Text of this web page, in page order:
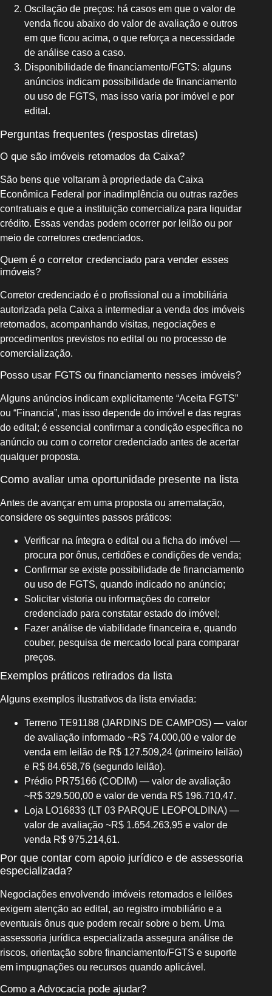
Oscilação de preços: há casos em que o valor de
venda ficou abaixo do valor de avaliação e outros
em que ficou acima, o que reforça a necessidade
de análise caso a caso.
Disponibilidade de financiamento/FGTS: alguns
anúncios indicam possibilidade de financiamento
ou uso de FGTS, mas isso varia por imóvel e por
edital.
Perguntas frequentes (respostas diretas)
O que são imóveis retomados da Caixa?
São bens que voltaram à propriedade da Caixa
Econômica Federal por inadimplência ou outras razões
contratuais e que a instituição comercializa para liquidar
crédito. Essas vendas podem ocorrer por leilão ou por
meio de corretores credenciados.
Quem é o corretor credenciado para vender esses
imóveis?
Corretor credenciado é o profissional ou a imobiliária
autorizada pela Caixa a intermediar a venda dos imóveis
retomados, acompanhando visitas, negociações e
procedimentos previstos no edital ou no processo de
comercialização.
Posso usar FGTS ou financiamento nesses imóveis?
Alguns anúncios indicam explicitamente “Aceita FGTS”
ou “Financia”, mas isso depende do imóvel e das regras
do edital; é essencial confirmar a condição específica no
anúncio ou com o corretor credenciado antes de acertar
qualquer proposta.
Como avaliar uma oportunidade presente na lista
Antes de avançar em uma proposta ou arrematação,
considere os seguintes passos práticos:
Verificar na íntegra o edital ou a ficha do imóvel —
procura por ônus, certidões e condições de venda;
Confirmar se existe possibilidade de financiamento
ou uso de FGTS, quando indicado no anúncio;
Solicitar vistoria ou informações do corretor
credenciado para constatar estado do imóvel;
Fazer análise de viabilidade financeira e, quando
couber, pesquisa de mercado local para comparar
preços.
Exemplos práticos retirados da lista
Alguns exemplos ilustrativos da lista enviada:
Terreno TE91188 (JARDINS DE CAMPOS) — valor
de avaliação informado ~R$ 74.000,00 e valor de
venda em leilão de R$ 127.509,24 (primeiro leilão)
e R$ 84.658,76 (segundo leilão).
Prédio PR75166 (CODIM) — valor de avaliação
~R$ 329.500,00 e valor de venda R$ 196.710,47.
Loja LO16833 (LT 03 PARQUE LEOPOLDINA) —
valor de avaliação ~R$ 1.654.263,95 e valor de
venda R$ 975.214,61.
Por que contar com apoio jurídico e de assessoria
especializada?
Negociações envolvendo imóveis retomados e leilões
exigem atenção ao edital, ao registro imobiliário e a
eventuais ônus que podem recair sobre o bem. Uma
assessoria jurídica especializada assegura análise de
riscos, orientação sobre financiamento/FGTS e suporte
em impugnações ou recursos quando aplicável.
Como a Advocacia pode ajudar?